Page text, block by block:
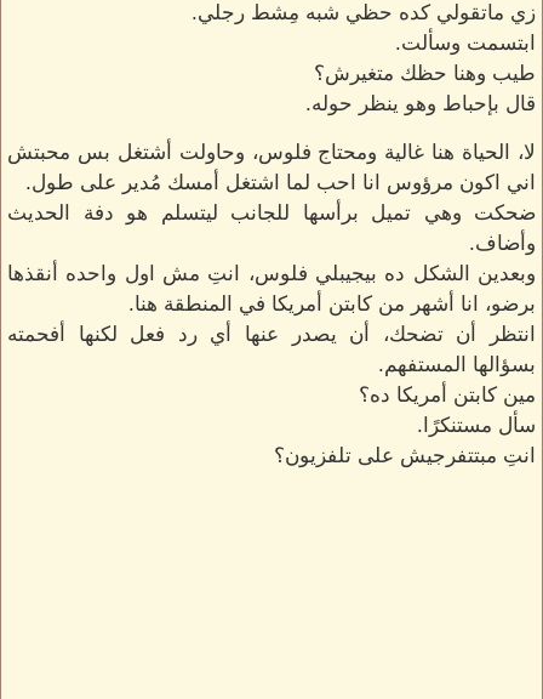
زي ماتقولي كده حظي شبه مِشط رجلي.
ابتسمت وسألت.
طيب وهنا حظك متغيرش؟
قال بإحباط وهو ينظر حوله.
لا، الحياة هنا غالية ومحتاج فلوس، وحاولت أشتغل بس محبتش
اني اكون مرؤوس انا احب لما اشتغل أمسك مُدير على طول.
ضحكت وهي تميل برأسها للجانب ليتسلم هو دفة الحديث
وأضاف.
وبعدين الشكل ده بيجيبلي فلوس، انتِ مش اول واحده أنقذها
برضو، انا أشهر من كابتن أمريكا في المنطقة هنا.
انتظر أن تضحك، أن يصدر عنها أي رد فعل لكنها أفحمته
بسؤالها المستفهم.
مين كابتن أمريكا ده؟
سأل مستنكرًا.
انتِ مبتتفرجيش على تلفزيون؟